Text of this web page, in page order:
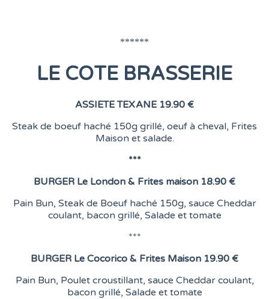
******
LE COTE BRASSERIE
ASSIETE TEXANE 19.90 €
Steak de boeuf haché 150g grillé, oeuf à cheval, Frites
Maison et salade.
***
BURGER Le London & Frites maison 18.90 €
Pain Bun, Steak de Boeuf haché 150g, sauce Cheddar
coulant, bacon grillé, Salade et tomate
***
BURGER Le Cocorico & Frites Maison 19.90 €
Pain Bun, Poulet croustillant, sauce Cheddar coulant,
bacon grillé, Salade et tomate